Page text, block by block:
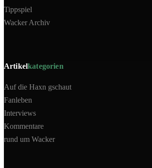
Tippspiel
Wacker Archiv
Artikelkategorien
Auf die Haxn gschaut
Fanleben
Interviews
Kommentare
rund um Wacker